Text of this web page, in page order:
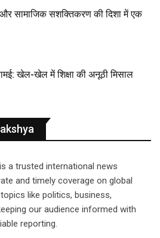
और सामाजिक सशक्तिकरण की दिशा में एक
खेल-खेल में शिक्षा की अनूठी मिसाल
a trusted international news
and timely coverage on global
like politics, business,
our audience informed with
reporting.